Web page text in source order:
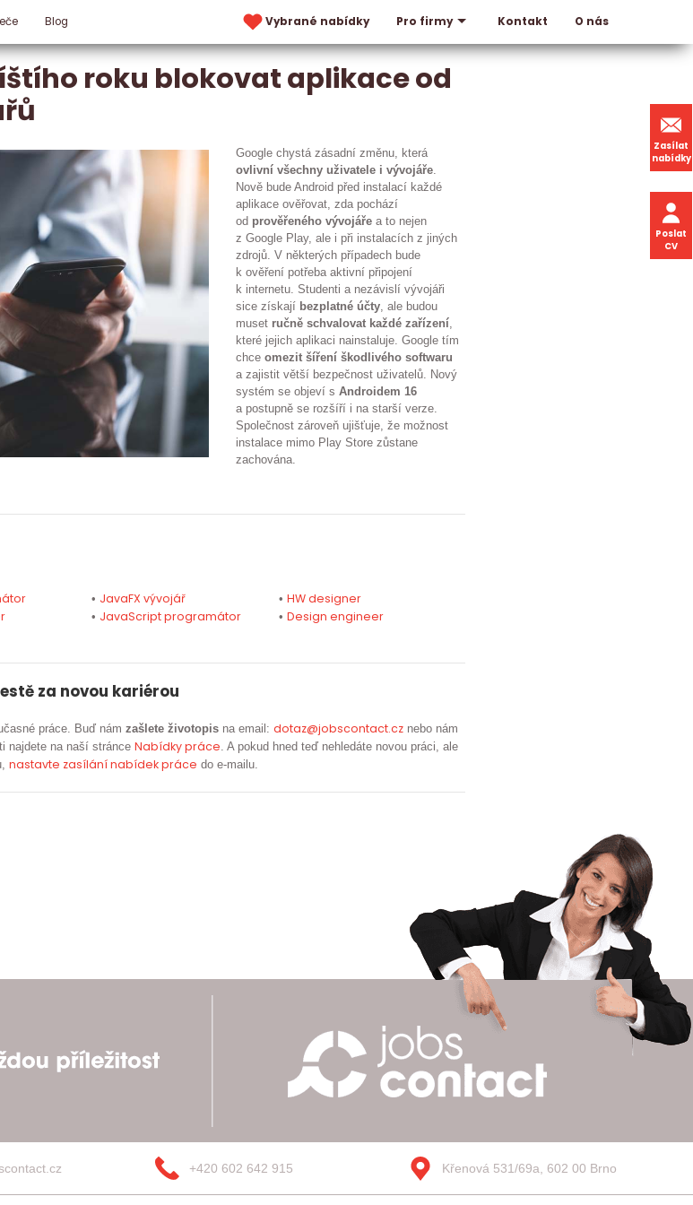
Blog Vybrané nabídky Pro firmy Kontakt O nás
Zasílat
nabídky
Poslat
CV
roku blokovat aplikace od
Google chystá zásadní změnu, která
ovlivní všechny uživatele i vývojáře.
Nově bude Android před instalací každé
aplikace ověřovat, zda pochází
od prověřeného vývojáře a to nejen
z Google Play, ale i při instalacích z jiných
zdrojů. V některých případech bude
k ověření potřeba aktivní připojení
k internetu. Studenti a nezávislí vývojáři
sice získají bezplatné účty, ale budou
muset ručně schvalovat každé zařízení,
které jejich aplikaci nainstaluje. Google tím
chceomezit šíření škodlivého softwaru
a zajistit větší bezpečnost uživatelů. Nový
systém se objeví sAndroidem 16
a postupně se rozšíří i na starší verze.
Společnost zároveň ujišťuje, že možnost
instalace mimo Play Store zůstane
zachována.
• JavaFX vývojář
• JavaScript programátor
•HW designer
•Design engineer
za novou kariérou
práce. Buď námzašlete životopis na email:dotaz@jobscontact.cz nebo nám
najdete na naší stránceNabídky práce. A pokud hned teď nehledáte novou práci, ale
nastavte zasílání nabídek práce do e-mailu.
+420 602 642 915 Křenová 531/69a, 602 00 Brno